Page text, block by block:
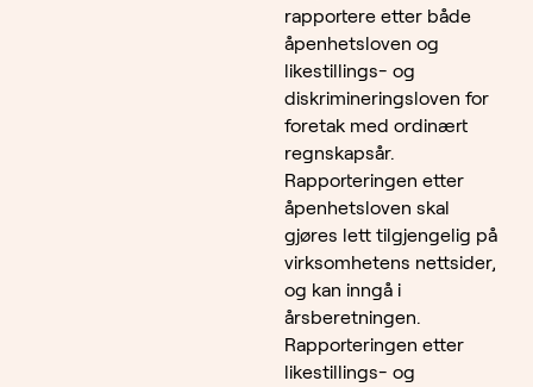
rapportere etter både
åpenhetsloven og
likestillings- og
diskrimineringsloven for
foretak med ordinært
regnskapsår.
Rapporteringen etter
åpenhetsloven skal
gjøres lett tilgjengelig på
virksomhetens nettsider,
og kan inngå i
årsberetningen.
Rapporteringen etter
likestillings- og